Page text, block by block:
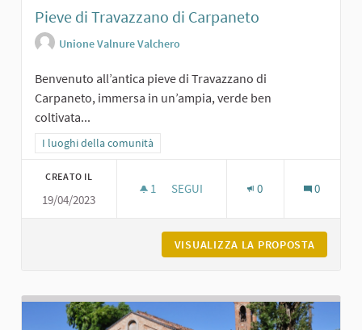
Pieve di Travazzano di Carpaneto
Unione Valnure Valchero
Benvenuto all’antica pieve di Travazzano di
Carpaneto, immersa in un’ampia, verde ben
coltivata...
Filtra i risultati per categoria: I luoghi della comunità
I luoghi della comunità
CREATO IL
19/04/2023
1 1 SOSTENITORI
SEGUI 0 0
VISUALIZZA LA PROPOSTA